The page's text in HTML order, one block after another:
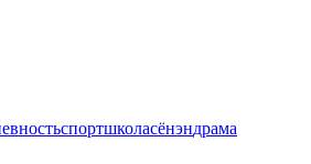
спортшколасёнэндрама